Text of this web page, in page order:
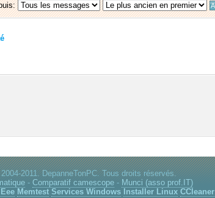
2011. DepanneTonPC. Tous droits réservés.
-Comparatif camescope - Munci (asso prof.IT)
Memtest Services Windows Installer Linux CCleaner